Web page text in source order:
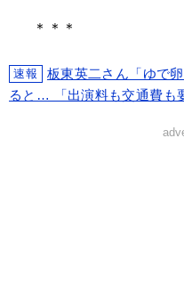
＊＊＊
速報
板東英二さん「ゆで
ると… 「出演料も交通費も